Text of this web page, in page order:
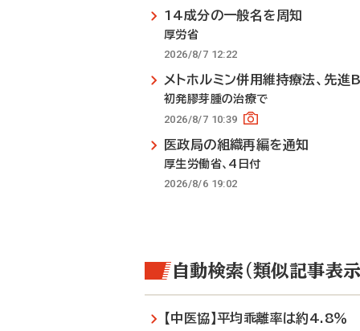
14成分の一般名を周知
厚労省
2026/8/7 12:22
メトホルミン併用維持療法、先進
初発膠芽腫の治療で
2026/8/7 10:39
医政局の組織再編を通知
厚生労働省、4日付
2026/8/6 19:02
自動検索（類似記事表示
【中医協】平均乖離率は約4.8％